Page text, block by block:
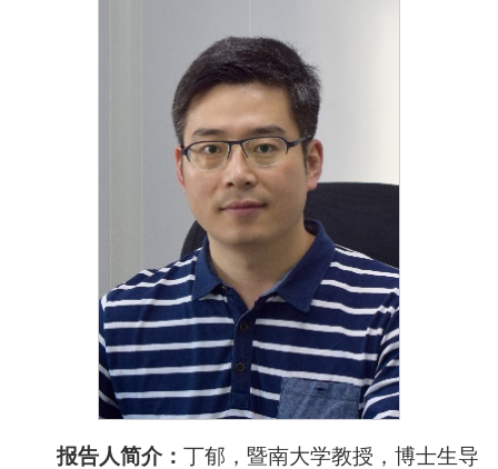
报告人简介： 丁郁，暨南大学教授，博士生导